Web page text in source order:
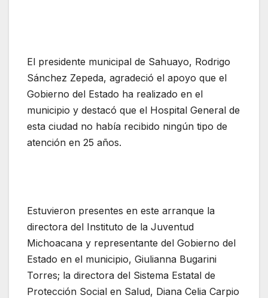
El presidente municipal de Sahuayo, Rodrigo
Sánchez Zepeda, agradeció el apoyo que el
Gobierno del Estado ha realizado en el
municipio y destacó que el Hospital General de
esta ciudad no había recibido ningún tipo de
atención en 25 años.
Estuvieron presentes en este arranque la
directora del Instituto de la Juventud
Michoacana y representante del Gobierno del
Estado en el municipio, Giulianna Bugarini
Torres; la directora del Sistema Estatal de
Protección Social en Salud, Diana Celia Carpio